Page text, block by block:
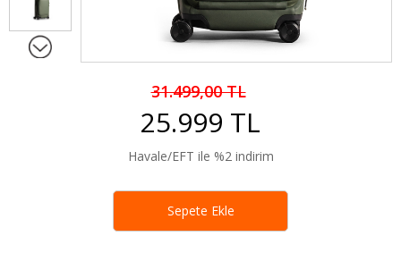
31.499,00 TL
25.999 TL
Havale/EFT ile %2 indirim
Sepete Ekle